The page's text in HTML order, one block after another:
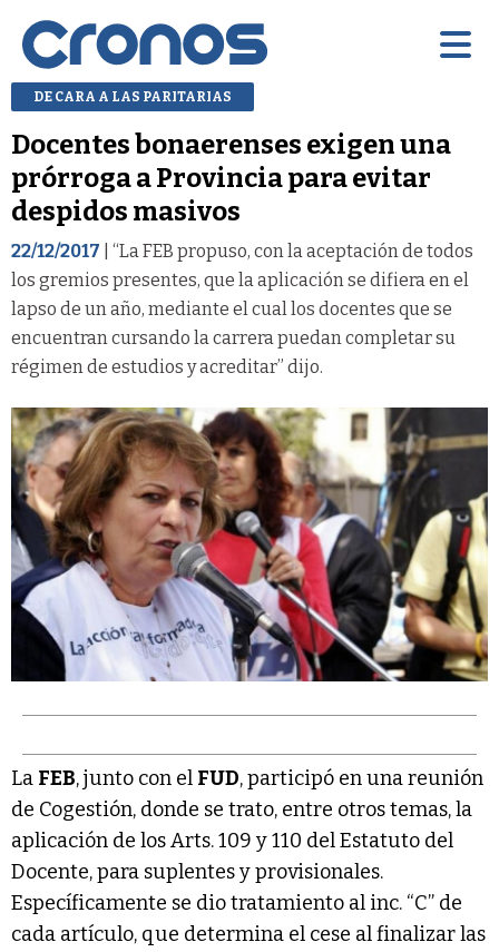
DE CARA A LAS PARITARIAS
Docentes bonaerenses exigen una
prórroga a Provincia para evitar
despidos masivos
22/12/2017 | “La FEB propuso, con la aceptación de todos
los gremios presentes, que la aplicación se difiera en el
lapso de un año, mediante el cual los docentes que se
encuentran cursando la carrera puedan completar su
régimen de estudios y acreditar” dijo.
La FEB, junto con el FUD, participó en una reunión
de Cogestión, donde se trato, entre otros temas, la
aplicación de los Arts. 109 y 110 del Estatuto del
Docente, para suplentes y provisionales.
Específicamente se dio tratamiento al inc. “C” de
cada artículo, que determina el cese al finalizar las